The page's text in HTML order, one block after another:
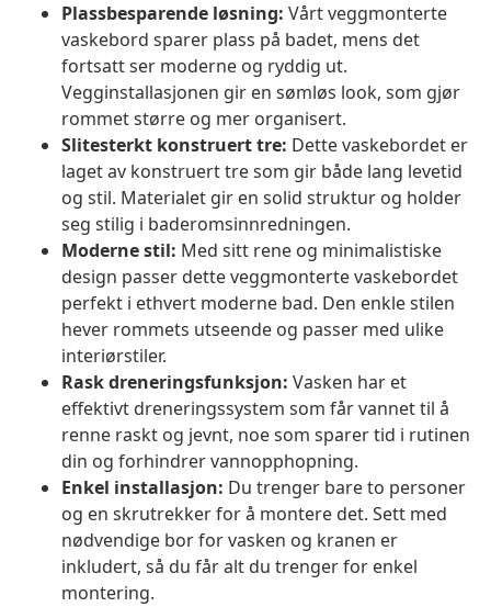
Plassbesparende løsning: Vårt veggmonterte
vaskebord sparer plass på badet, mens det
fortsatt ser moderne og ryddig ut.
Vegginstallasjonen gir en sømløs look, som gjør
rommet større og mer organisert.
Slitesterkt konstruert tre: Dette vaskebordet er
laget av konstruert tre som gir både lang levetid
og stil. Materialet gir en solid struktur og holder
seg stilig i baderomsinnredningen.
Moderne stil: Med sitt rene og minimalistiske
design passer dette veggmonterte vaskebordet
perfekt i ethvert moderne bad. Den enkle stilen
hever rommets utseende og passer med ulike
interiørstiler.
Rask dreneringsfunksjon: Vasken har et
effektivt dreneringssystem som får vannet til å
renne raskt og jevnt, noe som sparer tid i rutinen
din og forhindrer vannopphopning.
Enkel installasjon: Du trenger bare to personer
og en skrutrekker for å montere det. Sett med
nødvendige bor for vasken og kranen er
inkludert, så du får alt du trenger for enkel
montering.